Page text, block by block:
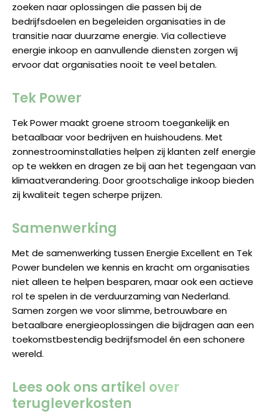
zoeken naar oplossingen die passen bij de
bedrijfsdoelen en begeleiden organisaties in de
transitie naar duurzame energie. Via collectieve
energie inkoop en aanvullende diensten zorgen wij
ervoor dat organisaties nooit te veel betalen.
Tek Power
Tek Power maakt groene stroom toegankelijk en
betaalbaar voor bedrijven en huishoudens. Met
zonnestroominstallaties helpen zij klanten zelf energie
op te wekken en dragen ze bij aan het tegengaan van
klimaatverandering. Door grootschalige inkoop bieden
zij kwaliteit tegen scherpe prijzen.
Samenwerking
Met de samenwerking tussen Energie Excellent en Tek
Power bundelen we kennis en kracht om organisaties
niet alleen te helpen besparen, maar ook een actieve
rol te spelen in de verduurzaming van Nederland.
Samen zorgen we voor slimme, betrouwbare en
betaalbare energieoplossingen die bijdragen aan een
toekomstbestendig bedrijfsmodel én een schonere
wereld.
Lees ook ons artikel over
terugleverkosten